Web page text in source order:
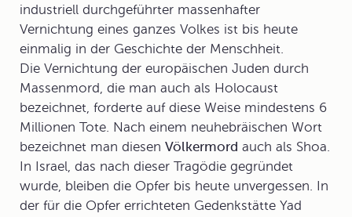
industriell durchgeführter massenhafter
Vernichtung eines ganzes Volkes ist bis heute
einmalig in der Geschichte der Menschheit.
Die Vernichtung der europäischen Juden durch
Massenmord, die man auch als Holocaust
bezeichnet, forderte auf diese Weise mindestens 6
Millionen Tote. Nach einem neuhebräischen Wort
bezeichnet man diesen Völkermord auch als Shoa.
In Israel, das nach dieser Tragödie gegründet
wurde, bleiben die Opfer bis heute unvergessen. In
der für die Opfer errichteten Gedenkstätte Yad